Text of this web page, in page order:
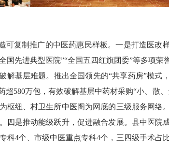
复制推广的中医药惠民样板。一是打造医改
国先进典型医院”“全国五四红旗团委”等多项荣
基层难题。推出全国领先的“共享药房”模式
580万包，有效破解基层中药材采购“小、散、
纽、村卫生所中医阁为网底的三级服务网络
四是推动能级跃升，促进融合发展。县中医院
科4个、市级中医重点专科4个，三四级手术占